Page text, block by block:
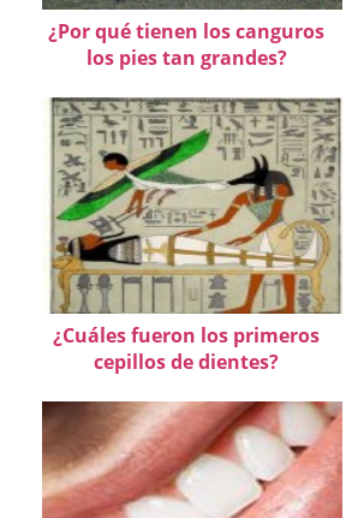
¿Por qué tienen los canguros
los pies tan grandes?
¿Cuáles fueron los primeros
cepillos de dientes?